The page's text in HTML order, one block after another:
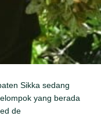
Sikka sedang
yang berada
de